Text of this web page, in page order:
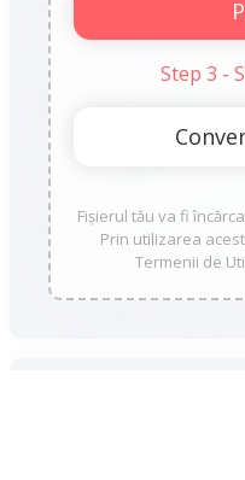
Step 3 -
Fișierul tău va fi
Prin utilizarea
Termenii de